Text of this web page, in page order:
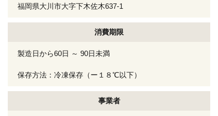
福岡県大川市大字下木佐木637-1
消費期限
製造日から60日 ～ 90日未満
保存方法：冷凍保存（ー１８℃以下）
事業者